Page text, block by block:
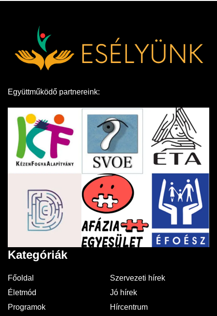
Együttműködő partnereink:
Kategóriák
Főoldal
Szervezeti hírek
Életmód
Jó hírek
Programok
Hírcentrum